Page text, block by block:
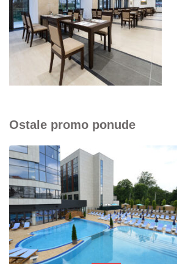
Ostale promo ponude